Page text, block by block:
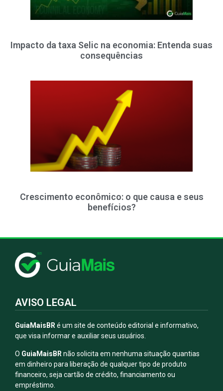
Impacto da taxa Selic na economia: Entenda suas
consequências
Crescimento econômico: o que causa e seus
benefícios?
AVISO LEGAL
GuiaMaisBRé um site de conteúdo editorial e informativo,
que visa informar e auxiliar seus usuários.
O GuiaMaisBR não solicita em nenhuma situação quantias
em dinheiro para liberação de qualquer tipo de produto
financeiro, seja cartão de crédito, financiamento ou
empréstimo.